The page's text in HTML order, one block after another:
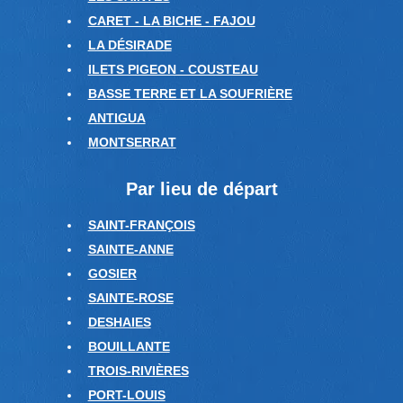
CARET - LA BICHE - FAJOU
LA DÉSIRADE
ILETS PIGEON - COUSTEAU
BASSE TERRE ET LA SOUFRIÈRE
ANTIGUA
MONTSERRAT
Par lieu de départ
SAINT-FRANÇOIS
SAINTE-ANNE
GOSIER
SAINTE-ROSE
DESHAIES
BOUILLANTE
TROIS-RIVIÈRES
PORT-LOUIS